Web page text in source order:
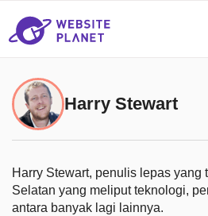
Harry Stewart
Harry Stewart, penulis lepas yang
Selatan yang meliput teknologi,
antara banyak lagi lainnya.